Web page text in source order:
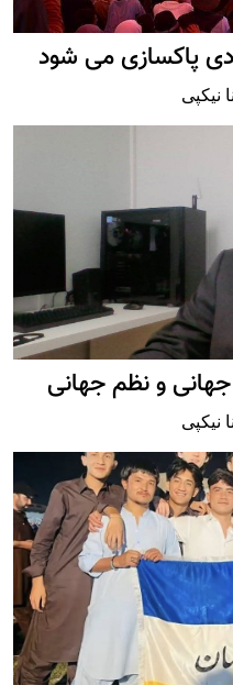
پاکسازی می شود
نیکپی
و نظم جهانی
نیکپی